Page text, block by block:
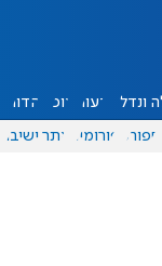
ונדל"ן דעות אוכל יהדות
ספורט פורומים אתר ישיבה